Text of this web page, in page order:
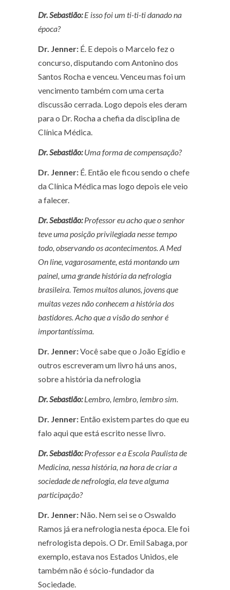
Dr. Sebastião:E isso foi um ti-ti-ti danado na
época?
Dr. Jenner: É. E depois o Marcelo fez o
concurso, disputando com Antonino dos
Santos Rocha e venceu. Venceu mas foi um
vencimento também com uma certa
discussão cerrada. Logo depois eles deram
para o Dr. Rocha a chefia da disciplina de
Clínica Médica.
Dr. Sebastião:Uma forma de compensação?
Dr. Jenner: É. Então ele ficou sendo o chefe
da Clínica Médica mas logo depois ele veio
a falecer.
Dr. Sebastião:Professor eu acho que o senhor
teve uma posição privilegiada nesse tempo
todo, observando os acontecimentos. A Med
On line, vagarosamente, está montando um
painel, uma grande história da nefrologia
brasileira. Temos muitos alunos, jovens que
muitas vezes não conhecem a história dos
bastidores. Acho que a visão do senhor é
importantíssima.
Dr. Jenner:Você sabe que o João Egídio e
outros escreveram um livro há uns anos,
sobre a história da nefrologia
Dr. Sebastião:Lembro, lembro, lembro sim.
Dr. Jenner: Então existem partes do que eu
falo aqui que está escrito nesse livro.
Dr. Sebastião:Professor e a Escola Paulista de
Medicina, nessa história, na hora de criar a
sociedade de nefrologia, ela teve alguma
participação?
Dr. Jenner: Não. Nem sei se o Oswaldo
Ramos já era nefrologia nesta época. Ele foi
nefrologista depois. O Dr. Emil Sabaga, por
exemplo, estava nos Estados Unidos, ele
também não é sócio-fundador da
Sociedade.